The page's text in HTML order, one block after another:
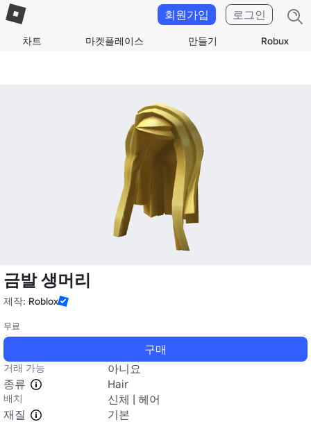
차트 마켓플레이스 만들기 Robux
회원가입 로그인
금발 생머리
제작: Roblox
무료
구매
거래 가능
아니요
종류
Hair
배치
신체 | 헤어
재질
기본